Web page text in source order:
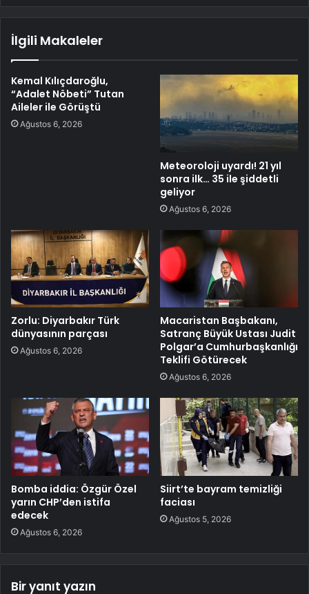
İlgili Makaleler
Kemal Kılıçdaroğlu,
“Adalet Nöbeti” Tutan
Aileler ile Görüştü
Ağustos 6, 2026
Meteoroloji uyardı! 21 yıl
sonra ilk… 35 ile şiddetli
geliyor
Ağustos 6, 2026
Zorlu: Diyarbakır Türk
dünyasının parçası
Ağustos 6, 2026
Macaristan Başbakanı,
Satranç Büyük Ustası Judit
Polgar’a Cumhurbaşkanlığı
Teklifi Götürecek
Ağustos 6, 2026
Bomba iddia: Özgür Özel
yarın CHP’den istifa
edecek
Ağustos 6, 2026
Siirt’te bayram temizliği
faciası
Ağustos 5, 2026
Bir yanıt yazın